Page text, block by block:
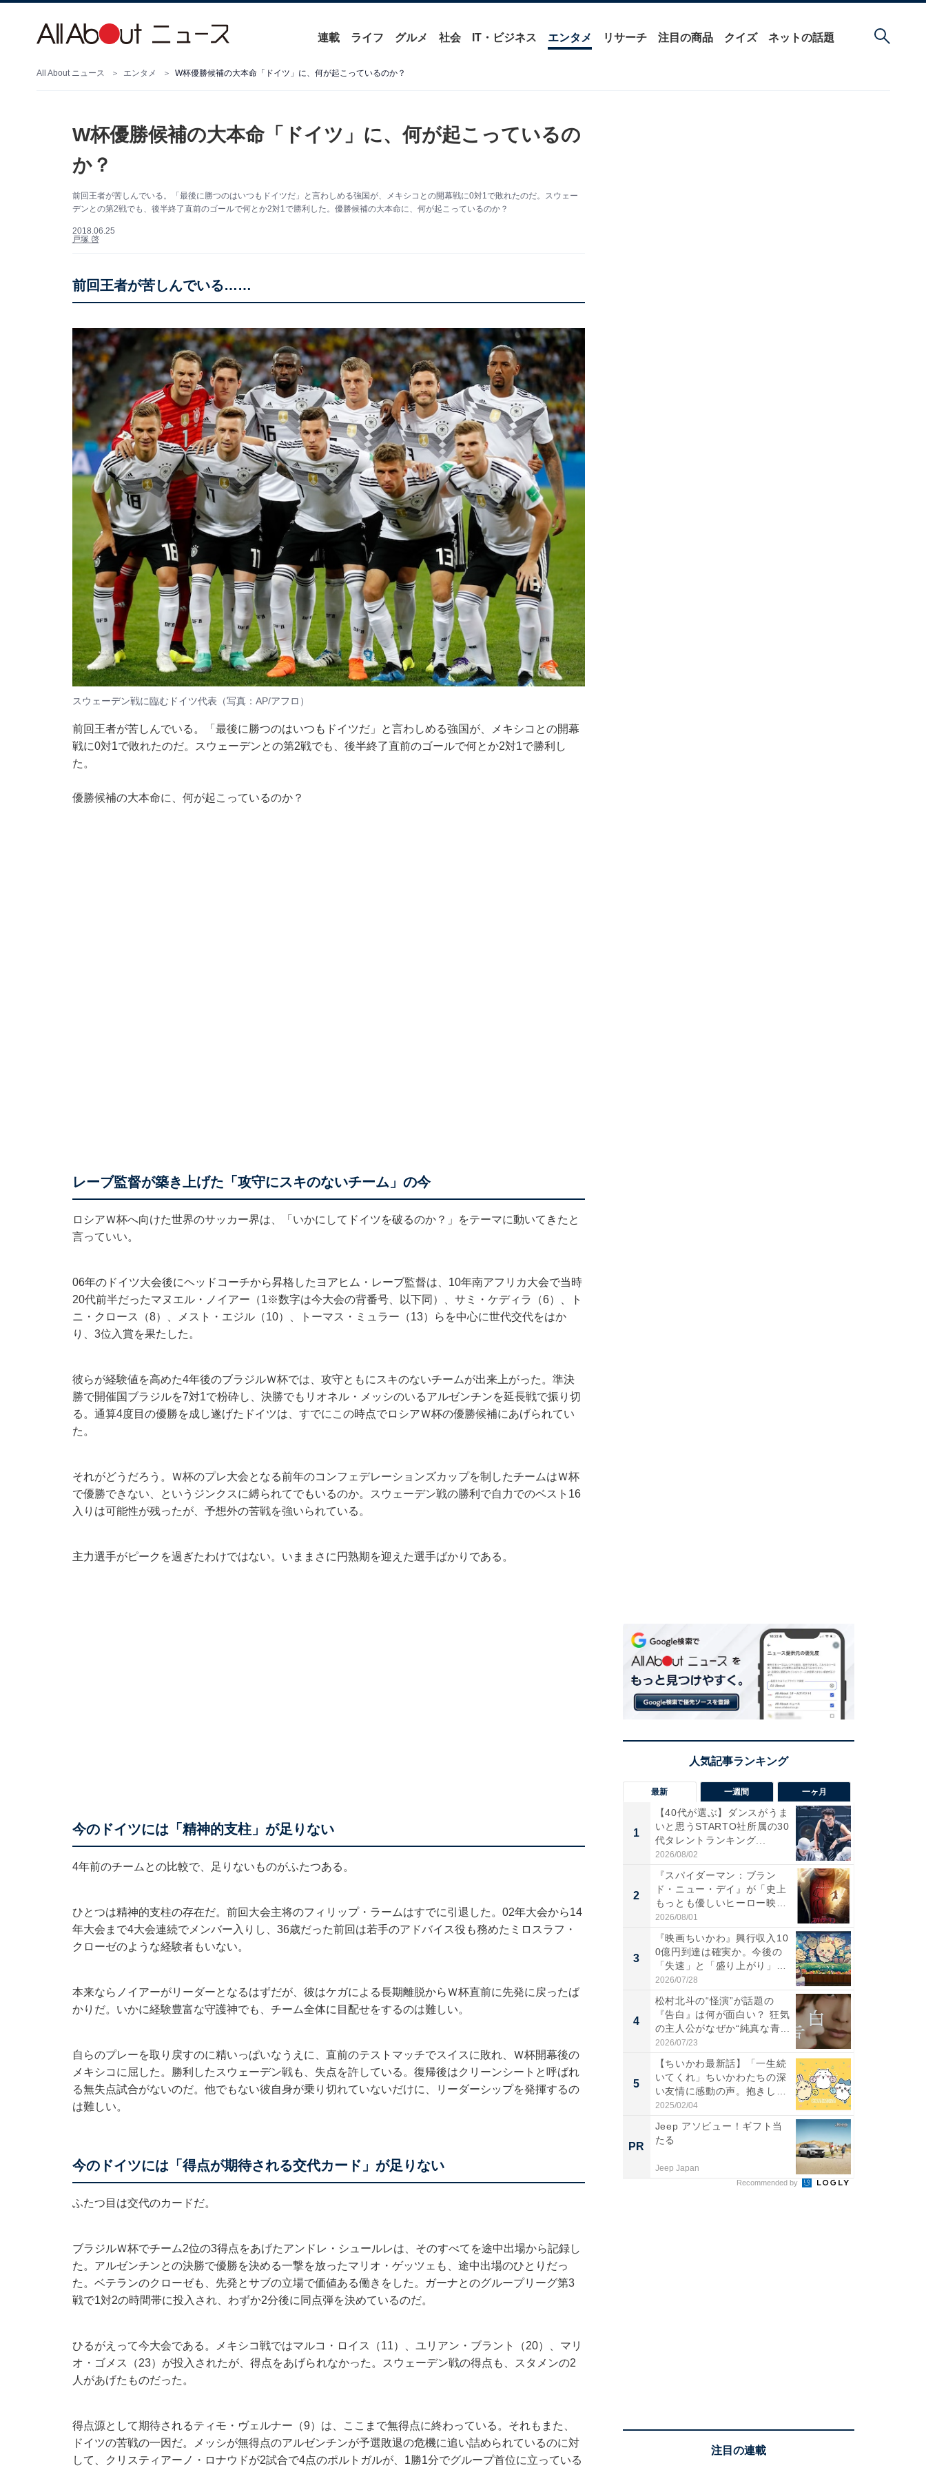
連載 ライフ グルメ 社会 IT・ビジネス エンタメ リサーチ 注目の商品 クイズ ネットの話題
All About ニュース エンタメ W杯優勝候補の大本命「ドイツ」に、何が起こっているのか？
W杯優勝候補の大本命「ドイツ」に、何が起こっているの
か？
前回王者が苦しんでいる。「最後に勝つのはいつもドイツだ」と言わしめる強国が、メキシコとの開幕戦に0対1で敗れたのだ。スウェー
デンとの第2戦でも、後半終了直前のゴールで何とか2対1で勝利した。優勝候補の大本命に、何が起こっているのか？
2018.06.25
戸塚 啓
前回王者が苦しんでいる……
スウェーデン戦に臨むドイツ代表（写真：AP/アフロ）
前回王者が苦しんでいる。「最後に勝つのはいつもドイツだ」と言わしめる強国が、メキシコとの開幕
戦に0対1で敗れたのだ。スウェーデンとの第2戦でも、後半終了直前のゴールで何とか2対1で勝利し
た。
優勝候補の大本命に、何が起こっているのか？
レーブ監督が築き上げた「攻守にスキのないチーム」の今
ロシアＷ杯へ向けた世界のサッカー界は、「いかにしてドイツを破るのか？」をテーマに動いてきたと
言っていい。
06年のドイツ大会後にヘッドコーチから昇格したヨアヒム・レーブ監督は、10年南アフリカ大会で当時
20代前半だったマヌエル・ノイアー（1※数字は今大会の背番号、以下同）、サミ・ケディラ（6）、ト
ニ・クロース（8）、メスト・エジル（10）、トーマス・ミュラー（13）らを中心に世代交代をはか
り、3位入賞を果たした。
彼らが経験値を高めた4年後のブラジルＷ杯では、攻守ともにスキのないチームが出来上がった。準決
勝で開催国ブラジルを7対1で粉砕し、決勝でもリオネル・メッシのいるアルゼンチンを延長戦で振り切
る。通算4度目の優勝を成し遂げたドイツは、すでにこの時点でロシアＷ杯の優勝候補にあげられてい
た。
それがどうだろう。Ｗ杯のプレ大会となる前年のコンフェデレーションズカップを制したチームはＷ杯
で優勝できない、というジンクスに縛られてでもいるのか。スウェーデン戦の勝利で自力でのベスト16
入りは可能性が残ったが、予想外の苦戦を強いられている。
主力選手がピークを過ぎたわけではない。いままさに円熟期を迎えた選手ばかりである。
今のドイツには「精神的支柱」が足りない
4年前のチームとの比較で、足りないものがふたつある。
ひとつは精神的支柱の存在だ。前回大会主将のフィリップ・ラームはすでに引退した。02年大会から14
年大会まで4大会連続でメンバー入りし、36歳だった前回は若手のアドバイス役も務めたミロスラフ・
クローゼのような経験者もいない。
本来ならノイアーがリーダーとなるはずだが、彼はケガによる長期離脱からＷ杯直前に先発に戻ったば
かりだ。いかに経験豊富な守護神でも、チーム全体に目配せをするのは難しい。
自らのプレーを取り戻すのに精いっぱいなうえに、直前のテストマッチでスイスに敗れ、Ｗ杯開幕後の
メキシコに屈した。勝利したスウェーデン戦も、失点を許している。復帰後はクリーンシートと呼ばれ
る無失点試合がないのだ。他でもない彼自身が乗り切れていないだけに、リーダーシップを発揮するの
は難しい。
今のドイツには「得点が期待される交代カード」が足りない
ふたつ目は交代のカードだ。
ブラジルＷ杯でチーム2位の3得点をあげたアンドレ・シュールレは、そのすべてを途中出場から記録し
た。アルゼンチンとの決勝で優勝を決める一撃を放ったマリオ・ゲッツェも、途中出場のひとりだっ
た。ベテランのクローゼも、先発とサブの立場で価値ある働きをした。ガーナとのグループリーグ第3
戦で1対2の時間帯に投入され、わずか2分後に同点弾を決めているのだ。
ひるがえって今大会である。メキシコ戦ではマルコ・ロイス（11）、ユリアン・ブラント（20）、マリ
オ・ゴメス（23）が投入されたが、得点をあげられなかった。スウェーデン戦の得点も、スタメンの2
人があげたものだった。
得点源として期待されるティモ・ヴェルナー（9）は、ここまで無得点に終わっている。それもまた、
ドイツの苦戦の一因だ。メッシが無得点のアルゼンチンが予選敗退の危機に追い詰められているのに対
して、クリスティアーノ・ロナウドが2試合で4点のポルトガルが、1勝1分でグループ首位に立っている
最新 一週間 一ヶ月
1
【40代が選ぶ】ダンスがうま
いと思うSTARTO社所属の30
代タレントランキング...
2026/08/02
2
『スパイダーマン：ブラン
ド・ニュー・デイ』が「史上
もっとも優しいヒーロー映
画」に...
2026/08/01
3
『映画ちいかわ』興行収入10
0億円到達は確実か。今後の
「失速」と「盛り上がり」
が...
2026/07/28
4
松村北斗の“怪演”が話題の
『告白』は何が面白い？ 狂気
の主人公がなぜか“純真な青...
2026/07/23
5
【ちいかわ最新話】「一生続
いてくれ」ちいかわたちの深
い友情に感動の声。抱きしめ
合...
2025/02/04
PR
Jeep アソビュー！ギフト当
たる
Jeep Japan
Recommended by
注目の連載